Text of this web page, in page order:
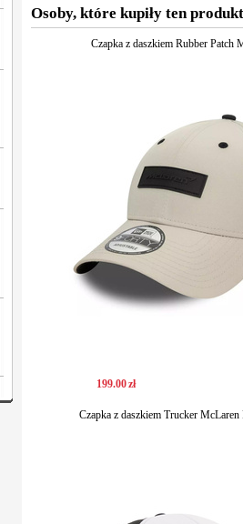
Osoby, które kupiły ten
Czapka z daszkiem Rubber Patch
199.00zł
Czapka z daszkiem Trucker McLaren